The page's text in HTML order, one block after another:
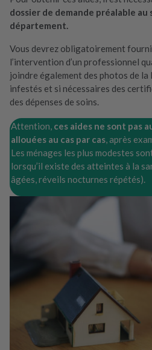
dossier de demande préalable au
département.
Vous devrez obligatoirement
l’intervention d’un professionnel
joindre également des photos de la
infestés et si nécessaires des
des dépenses de soins.
Attention, ces aides ne sont pas
allouées au cas par cas, après
Les ménages les plus modestes
lorsqu’il existe des atteintes à la
âgées, réveils nocturnes répétés).